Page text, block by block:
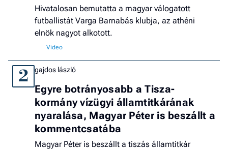
Hivatalosan bemutatta a magyar válogatott
futballistát Varga Barnabás klubja, az athéni
elnök nagyot alkotott.
2 gajdos lászló
Egyre botrányosabb a Tisza-
kormány vízügyi államtitkárának
nyaralása, Magyar Péter is beszállt a
kommentcsatába
Magyar Péter is beszállt a tiszás államtitkár